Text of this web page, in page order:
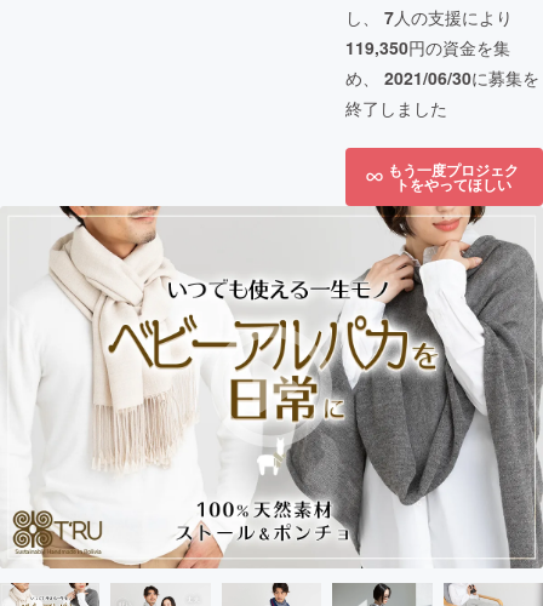
し、 7人の支援により
119,350円の資金を集
め、 2021/06/30に募集を
終了しました
もう一度プロジェク
トをやってほしい